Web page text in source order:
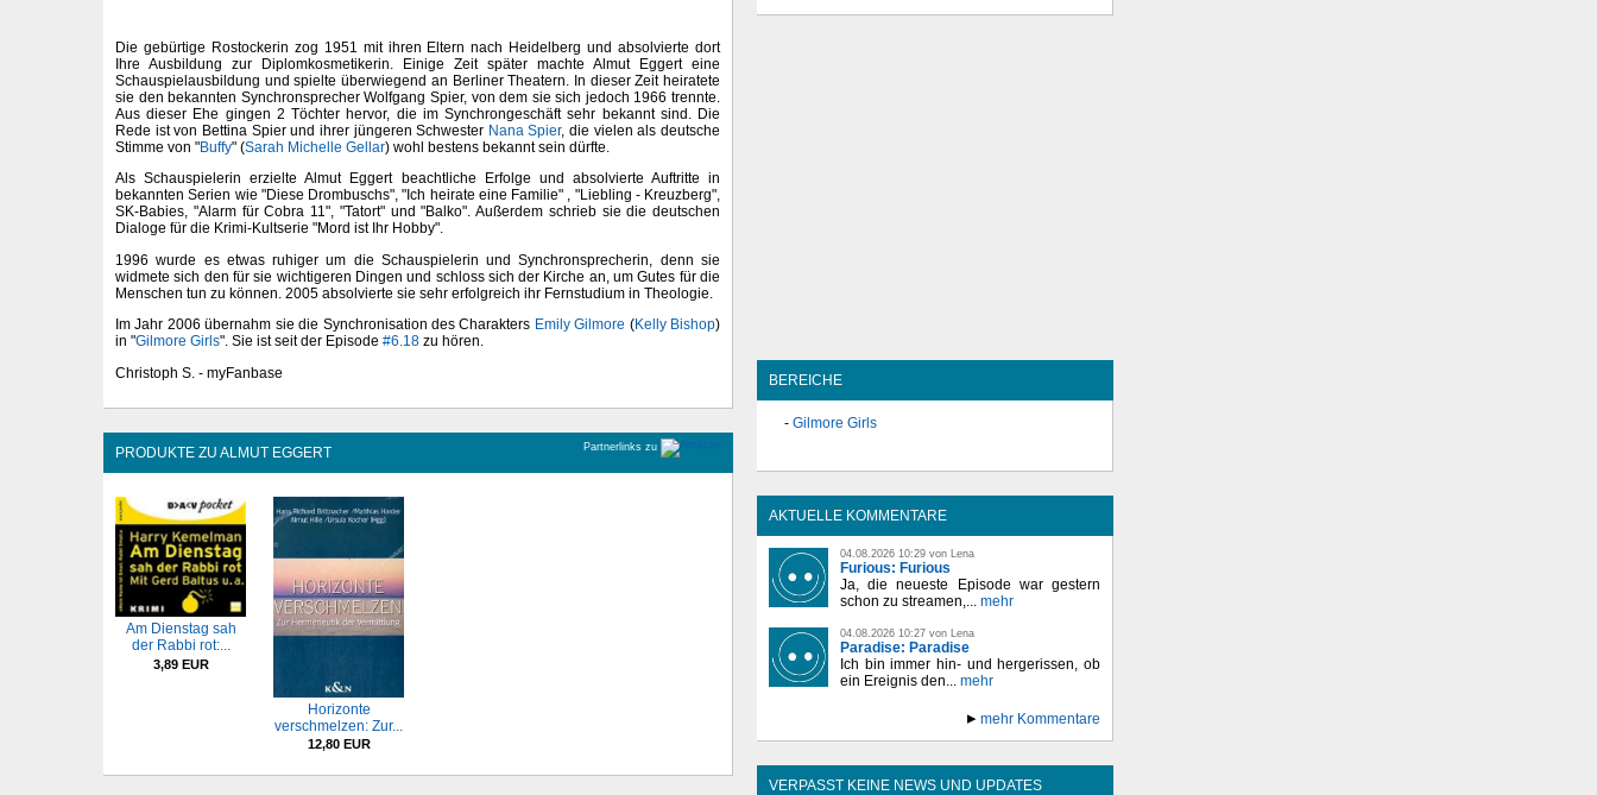
Die gebürtige Rostockerin zog 1951 mit ihren Eltern nach Heidelberg und absolvierte dort
Ihre Ausbildung zur Diplomkosmetikerin. Einige Zeit später machte Almut Eggert eine
Schauspielausbildung und spielte überwiegend an Berliner Theatern. In dieser Zeit heiratete
sie den bekannten Synchronsprecher Wolfgang Spier, von dem sie sich jedoch 1966 trennte.
Aus dieser Ehe gingen 2 Töchter hervor, die im Synchrongeschäft sehr bekannt sind. Die
Rede ist von Bettina Spier und ihrer jüngeren Schwester Nana Spier, die vielen als deutsche
Stimme von "Buffy" (Sarah Michelle Gellar) wohl bestens bekannt sein dürfte.
Als Schauspielerin erzielte Almut Eggert beachtliche Erfolge und absolvierte Auftritte in
bekannten Serien wie "Diese Drombuschs", "Ich heirate eine Familie" , "Liebling - Kreuzberg",
SK-Babies, "Alarm für Cobra 11", "Tatort" und "Balko". Außerdem schrieb sie die deutschen
Dialoge für die Krimi-Kultserie "Mord ist Ihr Hobby".
1996 wurde es etwas ruhiger um die Schauspielerin und Synchronsprecherin, denn sie
widmete sich den für sie wichtigeren Dingen und schloss sich der Kirche an, um Gutes für die
Menschen tun zu können. 2005 absolvierte sie sehr erfolgreich ihr Fernstudium in Theologie.
Im Jahr 2006 übernahm sie die Synchronisation des Charakters Emily Gilmore (Kelly Bishop)
in "Gilmore Girls". Sie ist seit der Episode #6.18 zu hören.
Christoph S. - myFanbase
Partnerlinks zu
PRODUKTE ZU ALMUT EGGERT
Am Dienstag sah
der Rabbi rot:...
3,89 EUR
Horizonte
verschmelzen: Zur...
12,80 EUR
BEREICHE
Gilmore Girls
AKTUELLE KOMMENTARE
04.08.2026 10:29 von Lena
Furious: Furious
Ja, die neueste Episode war gestern
schon zu streamen,... mehr
04.08.2026 10:27 von Lena
Paradise: Paradise
Ich bin immer hin- und hergerissen, ob
ein Ereignis den... mehr
mehr Kommentare
VERPASST KEINE NEWS UND UPDATES